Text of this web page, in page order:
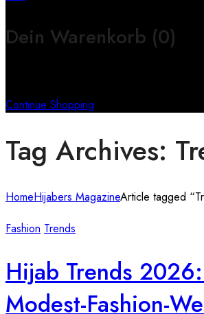
Dein Warenkorb (0)
Continue Shopping
Tag Archives:
HomeHijabers MagazineArticle tagged
Fashion Trends
Hijab Trends
Modest-Fashion-